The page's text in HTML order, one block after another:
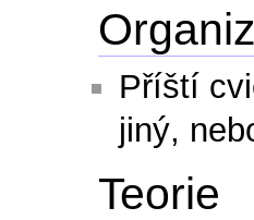
Příští
jiný,
Teorie